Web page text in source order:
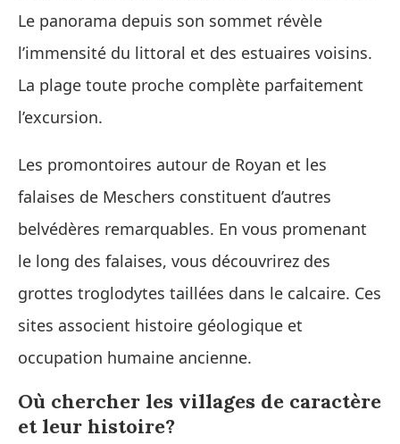
Le panorama depuis son sommet révèle
l’immensité du littoral et des estuaires voisins.
La plage toute proche complète parfaitement
l’excursion.
Les promontoires autour de Royan et les
falaises de Meschers constituent d’autres
belvédères remarquables. En vous promenant
le long des falaises, vous découvrirez des
grottes troglodytes taillées dans le calcaire. Ces
sites associent histoire géologique et
occupation humaine ancienne.
Où chercher les villages de caractère
et leur histoire?